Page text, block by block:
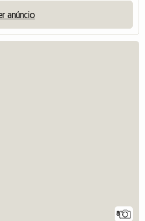
anúncio
8